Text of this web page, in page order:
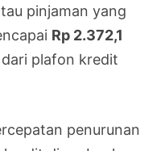
pinjaman yang
Rp 2.372,1
dari plafon kredit
penurunan